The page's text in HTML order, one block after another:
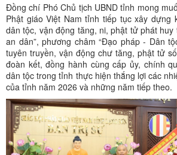
Đồng chí Phó Chủ tịch UBND tỉnh mong
Phật giáo Việt Nam tỉnh tiếp tục xây dựng
dân tộc, vận động tăng, ni, phật tử phát huy
an dân”, phương châm “Đạo pháp - Dân
tuyên truyền, vận động chư tăng, phật tử
đoàn kết, đồng hành cùng cấp ủy, chính
dân tộc trong tỉnh thực hiện thắng lợi các
của tỉnh năm 2026 và những năm tiếp theo.